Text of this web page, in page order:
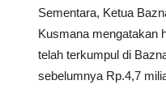
Sementara, Ketua
Kusmana mengatakan
telah terkumpul di
sebelumnya Rp.4,7